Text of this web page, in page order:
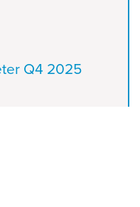
Q4 2025